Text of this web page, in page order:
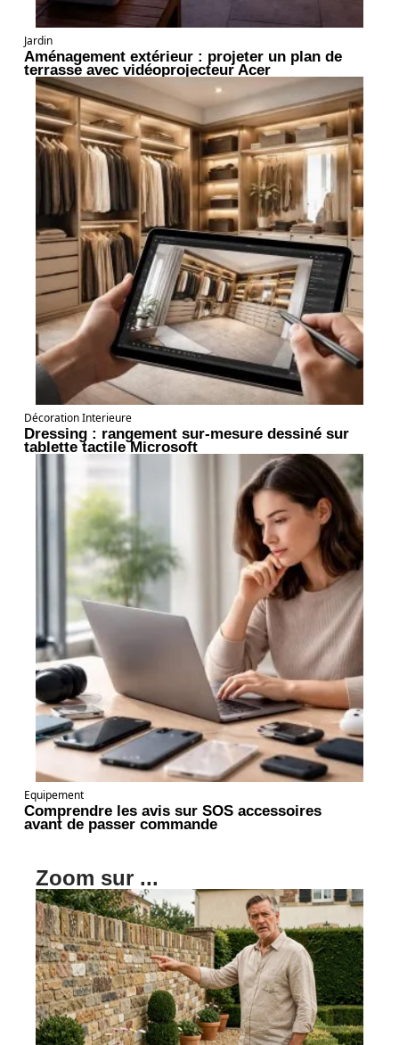
Jardin
Aménagement extérieur : projeter un plan de
terrasse avec vidéoprojecteur Acer
Décoration Interieure
Dressing : rangement sur-mesure dessiné sur
tablette tactile Microsoft
Equipement
Comprendre les avis sur SOS accessoires
avant de passer commande
Zoom sur ...